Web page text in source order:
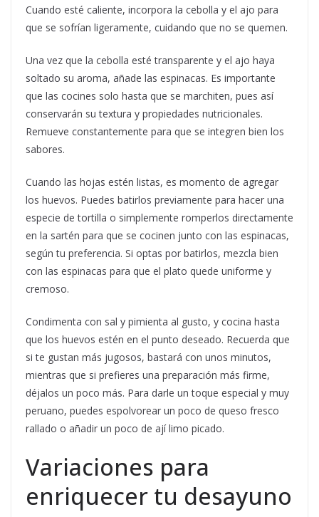
Cuando esté caliente, incorpora la cebolla y el ajo para
que se sofrían ligeramente, cuidando que no se quemen.
Una vez que la cebolla esté transparente y el ajo haya
soltado su aroma, añade las espinacas. Es importante
que las cocines solo hasta que se marchiten, pues así
conservarán su textura y propiedades nutricionales.
Remueve constantemente para que se integren bien los
sabores.
Cuando las hojas estén listas, es momento de agregar
los huevos. Puedes batirlos previamente para hacer una
especie de tortilla o simplemente romperlos directamente
en la sartén para que se cocinen junto con las espinacas,
según tu preferencia. Si optas por batirlos, mezcla bien
con las espinacas para que el plato quede uniforme y
cremoso.
Condimenta con sal y pimienta al gusto, y cocina hasta
que los huevos estén en el punto deseado. Recuerda que
si te gustan más jugosos, bastará con unos minutos,
mientras que si prefieres una preparación más firme,
déjalos un poco más. Para darle un toque especial y muy
peruano, puedes espolvorear un poco de queso fresco
rallado o añadir un poco de ají limo picado.
Variaciones para
enriquecer tu desayuno